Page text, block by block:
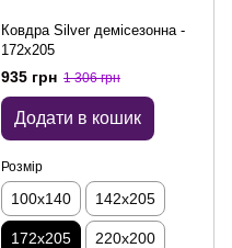
Ковдра Silver демісезонна -
172x205
935 грн 1 306 грн
Додати в кошик
Розмір
100x140 142x205
172x205 220x200